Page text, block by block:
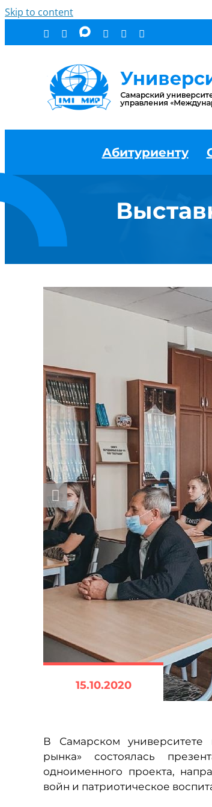
Skip to content
Абитуриенту
15.10.2020
В Самарском университете
рынка» состоялась
одноименного проекта,
войн и патриотическое